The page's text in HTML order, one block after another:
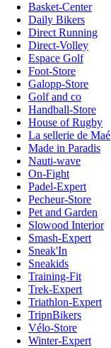
Basket-Center
Daily Bikers
Direct Running
Direct-Volley
Espace Golf
Foot-Store
Galopp-Store
Golf and co
Handball-Store
House of Rugby
La sellerie de Maé
Made in Paradis
Nauti-wave
On-Fight
Padel-Expert
Pecheur-Store
Pet and Garden
Slowood Interior
Smash-Expert
Sneak'In
Sneakids
Training-Fit
Trek-Expert
Triathlon-Expert
TripnBikers
Vélo-Store
Winter-Expert